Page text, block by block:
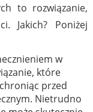
to rozwiązanie,
Jakich? Poniżej
w
które
przed
Nietrudno